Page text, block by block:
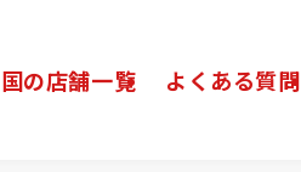
の店舗一覧 よくある質問